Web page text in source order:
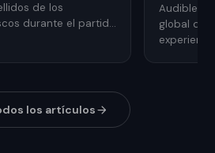
de los
durante el partido
para
de las
Audible y
global
los artículos